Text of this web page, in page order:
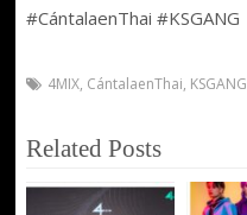
#CántalaenThai #KSGANG
4MIX, CántalaenThai, KSGANG
Related Posts